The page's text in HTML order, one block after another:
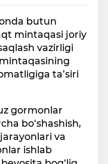
butun
mintaqasi joriy
vazirligi
ta’siri
gormonlar
bo‘shashish,
va
ishlab